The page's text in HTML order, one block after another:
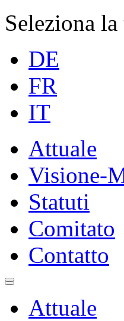
Seleziona
DE
FR
IT
Attuale
Visione-
Statuti
Comitato
Contatto
Attuale